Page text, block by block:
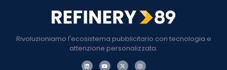
Rivoluzioniamo l'ecosistema pubblicitario con tecnologia e
attenzione personalizzata.